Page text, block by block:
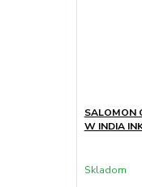
SALOMON
W INDIA
Skladom